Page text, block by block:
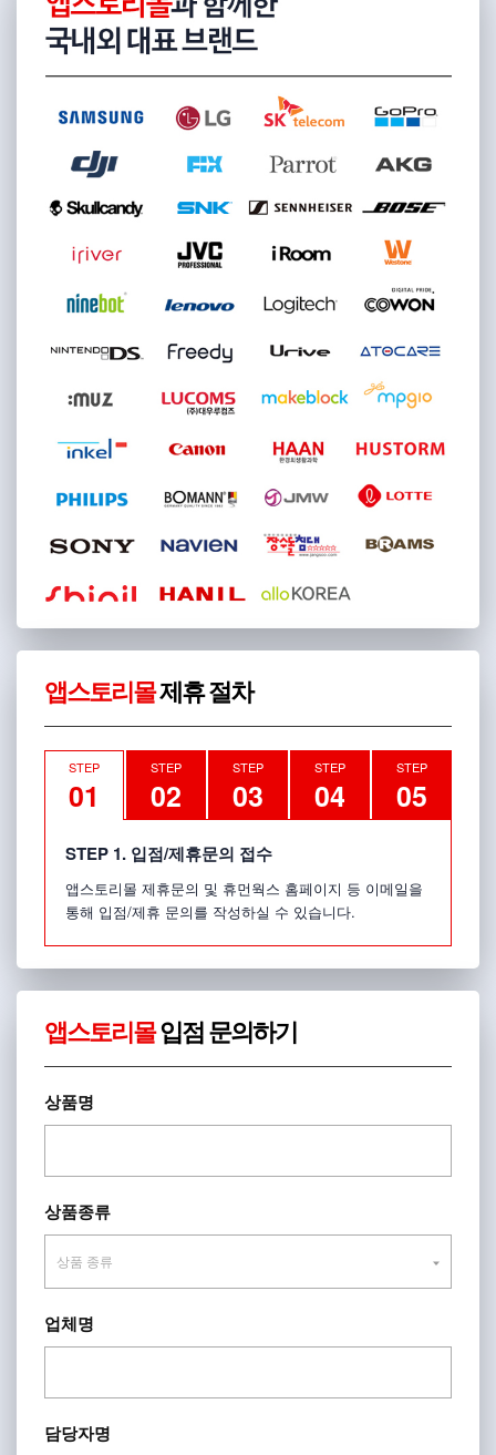
앱스토리몰제휴 절차
STEP
01
STEP
02
STEP
03
STEP
04
STEP
05
STEP 1. 입점/제휴문의 접수
앱스토리몰 제휴문의 및 휴먼웍스 홈페이지 등 이메일을
통해 입점/제휴 문의를 작성하실 수 있습니다.
앱스토리몰입점 문의하기
상품명
상품종류
업체명
담당자명